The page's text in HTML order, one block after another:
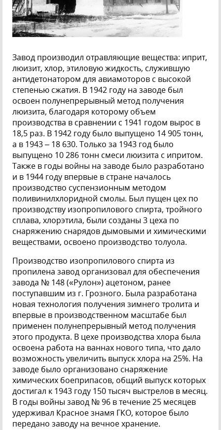
Завод производил отравляющие вещества: иприт,
люизит, хлор, этиловую жидкость, служившую
антидетонатором для авиамоторов с высокой
степенью сжатия. В 1942 году на заводе был
освоен полунепрерывный метод получения
люизита, благодаря которому объем
производства в сравнении с 1941 годом вырос в
18,5 раз. В 1942 году было выпущено 14 905 тонн,
а в 1943 – 18 630. Только за 1943 год было
выпущено 10 286 тонн смеси люизита с ипритом.
Также в годы войны на заводе было разработано
и в 1944 году впервые в стране началось
производство суспензионным методом
поливинилхлоридной смолы. Был пущен цех по
производству изопропилового спирта, тройного
сплава, хлорэтила, были созданы 3 цеха по
снаряжению снарядов дымовыми и химическими
веществами, освоено производство толуола.
Производство изопропилового спирта из
пропилена завод организовал для обеспечения
завода № 148 («Рулон») ацетоном, ранее
поступавшим из г. Грозного. Была разработана
новая технология получения зимнего тролита и
впервые в производственном масштабе был
применен полунепрерывный метод получения
этого продукта. В цехе производства хлора была
освоена работа на ваннах нового типа, что дало
возможность увеличить выпуск хлора на 25%. На
заводе было организовано снаряжение
химических боеприпасов, общий выпуск которых
достигал к 1943 году 150 тысяч выстрелов в месяц.
В годы войны завод № 96 в течение 25 месяцев
удерживал Красное знамя ГКО, которое было
передано заводу на вечное хранение.